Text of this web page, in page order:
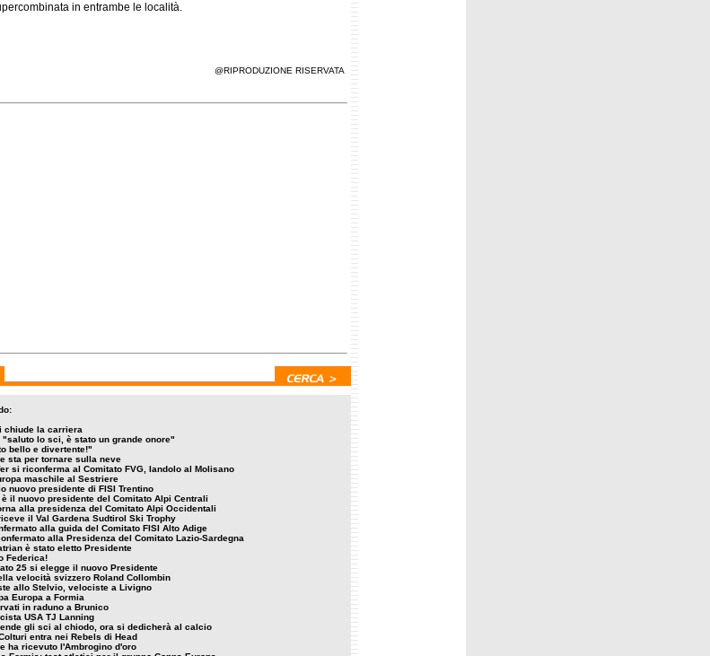
in entrambe le località.
@RIPRODUZIONE RISERVATA
chiude la carriera
"saluto lo sci, è stato un grande onore"
bello e divertente!"
sta per tornare sulla neve
si riconferma al Comitato FVG, Iandolo al Molisano
maschile al Sestriere
nuovo presidente di FISI Trentino
è il nuovo presidente del Comitato Alpi Centrali
alla presidenza del Comitato Alpi Occidentali
il Val Gardena Sudtirol Ski Trophy
alla guida del Comitato FISI Alto Adige
alla Presidenza del Comitato Lazio-Sardegna
è stato eletto Presidente
Federica!
25 si elegge il nuovo Presidente
velocità svizzero Roland Collombin
allo Stelvio, velociste a Livigno
Europa a Formia
in raduno a Brunico
USA TJ Lanning
gli sci al chiodo, ora si dedicherà al calcio
entra nei Rebels di Head
ha ricevuto l'Ambrogino d'oro